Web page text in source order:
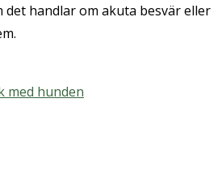
det handlar om akuta besvär eller
med hunden